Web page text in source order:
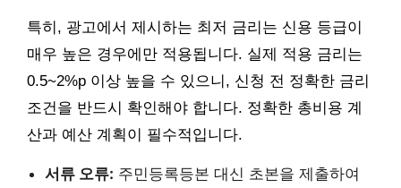
특히, 광고에서 제시하는 최저 금리는 신용 등급이
매우 높은 경우에만 적용됩니다. 실제 적용 금리는
0.5~2%p 이상 높을 수 있으니, 신청 전 정확한 금리
조건을 반드시 확인해야 합니다. 정확한 총비용 계
산과 예산 계획이 필수적입니다.
서류 오류: 주민등록등본 대신 초본을 제출하여